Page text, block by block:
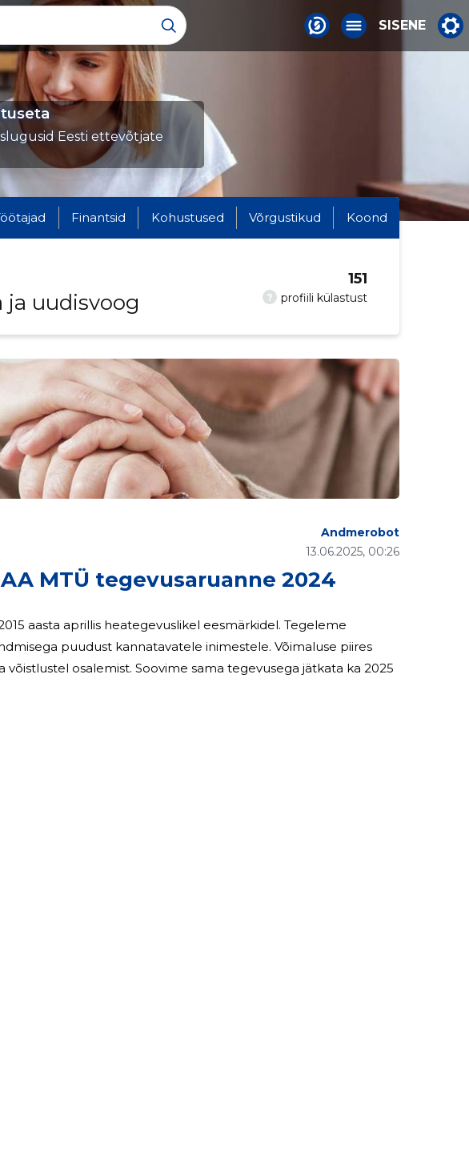
SISENE
Eesti ettevõtjate
Finantsid Kohustused Võrgustikud Koond
uudisvoog
? profiili külastust
151
MTÜ tegevusaruanne 2024
13.06.2025, 00:26
Andmerobot
aasta aprillis heategevuslikel eesmärkidel. Tegeleme
puudust kannatavatele inimestele. Võimaluse piires
sama tegevusega jätkata ka 2025